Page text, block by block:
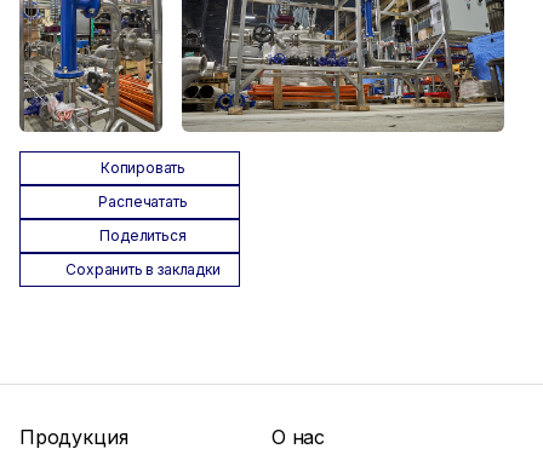
Копировать
Распечатать
Поделиться
Сохранить в закладки
Продукция О нас